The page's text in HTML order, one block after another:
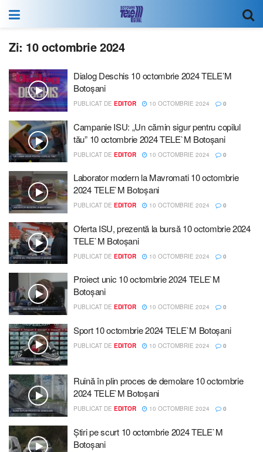
Zi: 10 octombrie 2024
Dialog Deschis 10 octombrie 2024 TELE’M
Botoșani
PUBLICAT DE EDITOR 10 OCTOMBRIE 2024 0
Campanie ISU: „Un cămin sigur pentru copilul
tău” 10 octombrie 2024 TELE`M Botoșani
PUBLICAT DE EDITOR 10 OCTOMBRIE 2024 0
Laborator modern la Mavromati 10 octombrie
2024 TELE`M Botoșani
PUBLICAT DE EDITOR 10 OCTOMBRIE 2024 0
Oferta ISU, prezentă la bursă 10 octombrie 2024
TELE`M Botoșani
PUBLICAT DE EDITOR 10 OCTOMBRIE 2024 0
Proiect unic 10 octombrie 2024 TELE`M
Botoșani
PUBLICAT DE EDITOR 10 OCTOMBRIE 2024 0
Sport 10 octombrie 2024 TELE`M Botoșani
PUBLICAT DE EDITOR 10 OCTOMBRIE 2024 0
Ruină în plin proces de demolare 10 octombrie
2024 TELE`M Botoșani
PUBLICAT DE EDITOR 10 OCTOMBRIE 2024 0
Știri pe scurt 10 octombrie 2024 TELE`M
Botoșani